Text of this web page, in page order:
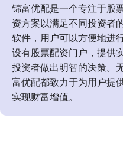
锦富优配是一个专注于股
资方案以满足不同投资者
软件，用户可以方便地进
设有股票配资门户，提供
投资者做出明智的决策。
富优配都致力于为用户提
实现财富增值。